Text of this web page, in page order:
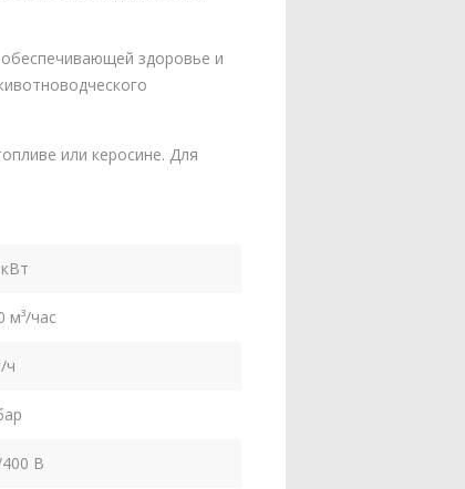
здоровье и
или керосине. Для
м³/час
ч
В